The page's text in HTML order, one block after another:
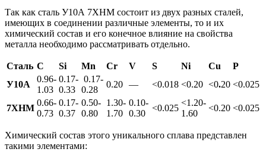
Так как сталь У10А 7ХНМ состоит из двух разных сталей,
имеющих в соединении различные элементы, то и их
химический состав и его конечное влияние на свойства
металла необходимо рассматривать отдельно.
Сталь С Si Mn Cr V S Ni Cu
Р
У10А
0.96-
1.03
0.17-
0.33
0.17-
0.28
0.20 — <0.018 <0.20 <0.20 <0.025
7ХНМ
0.66-
0.73
0.17-
0.37
0.50-
0.80
1.30-
1.70
0.10-
0.30
<0.025
<1.20-
1.60
<0.20 <0.025
Химический состав этого уникального сплава представлен
такими элементами: